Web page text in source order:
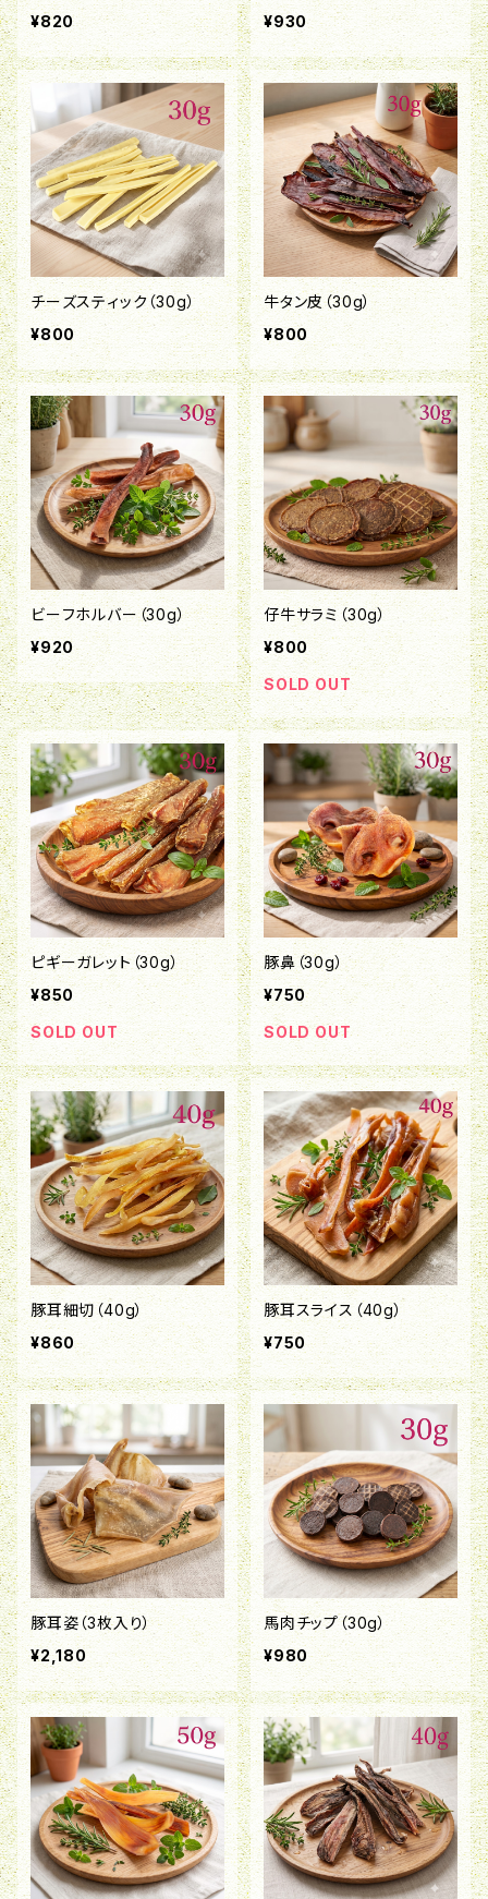
¥820
¥930
チーズスティック（30g）
¥800
牛タン皮（30g）
¥800
ビーフホルバー（30g）
¥920
仔牛サラミ（30g）
¥800
SOLD OUT
ピギーガレット（30g）
¥850
SOLD OUT
豚鼻（30g）
¥750
SOLD OUT
豚耳細切（40g）
¥860
豚耳スライス（40g）
¥750
豚耳姿（3枚入り）
¥2,180
馬肉チップ（30g）
¥980